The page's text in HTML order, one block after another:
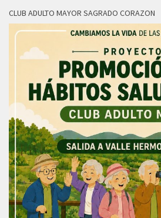
CLUB ADULTO MAYOR SAGRADO CORAZON